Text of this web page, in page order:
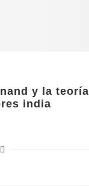
y la teoría
india